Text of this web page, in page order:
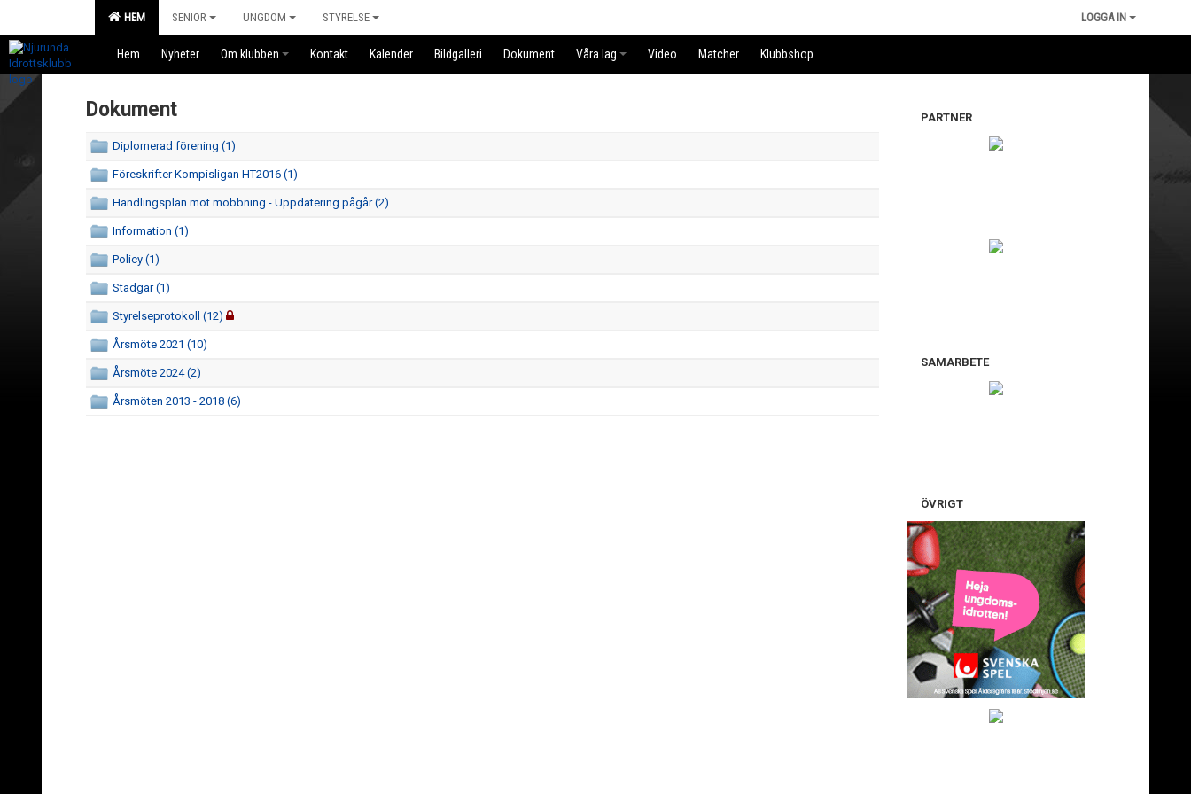
HEM SENIOR UNGDOM STYRELSE LOGGA IN
Hem Nyheter Om klubben Kontakt Kalender Bildgalleri Dokument Våra lag Video Matcher Klubbshop
Dokument
Diplomerad förening (1)
Föreskrifter Kompisligan HT2016 (1)
Handlingsplan mot mobbning - Uppdatering pågår (2)
Information (1)
Policy (1)
Stadgar (1)
Styrelseprotokoll (12)
Årsmöte 2021 (10)
Årsmöte 2024 (2)
Årsmöten 2013 - 2018 (6)
PARTNER
SAMARBETE
ÖVRIGT